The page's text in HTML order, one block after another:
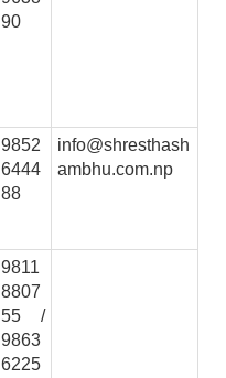
90
9852
6444
88
info@shresthash
ambhu.com.np
9811
8807
55 /
9863
6225